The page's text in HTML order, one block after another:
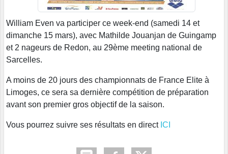
William Even va participer ce week-end (samedi 14 et
dimanche 15 mars), avec Mathilde Jouanjan de Guingamp
et 2 nageurs de Redon, au 29ème meeting national de
Sarcelles.
A moins de 20 jours des championnats de France Elite à
Limoges, ce sera sa dernière compétition de préparation
avant son premier gros objectif de la saison.
Vous pourrez suivre ses résultats en direct ICI